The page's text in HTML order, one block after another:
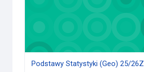
Podstawy Statystyki (Geo) 25/26Z